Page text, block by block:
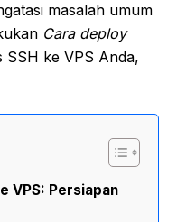
masalah umum
Cara deploy
SSH ke VPS Anda,
VPS: Persiapan